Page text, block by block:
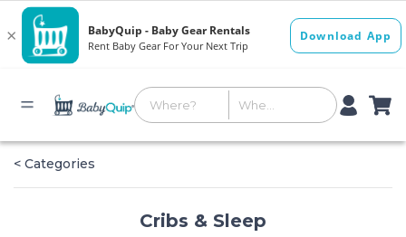
< Categories
Cribs & Sleep